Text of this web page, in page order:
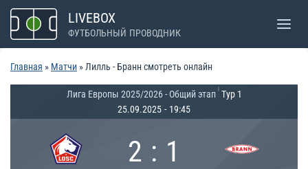
Перейти
содержимому
LIVEBOX
ФУТБОЛЬНЫЙ ПРОВОДНИК
Главная » Матчи » Лилль - Бранн смотреть онлайн
Лига Европы 2025/2026 - Общий этап Тур 1
25.09.2025 - 19:45
2 : 1